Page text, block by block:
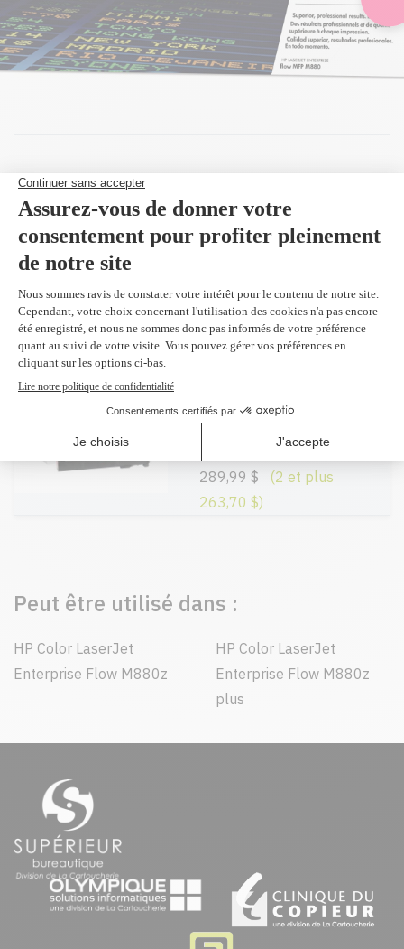
Produit(s) alternatif(s)
Compatible en
magenta 32,000 pages
269,95 $
remplacement du
CF303A
magenta 32,000 pages
289,99 $
(2 et plus
263,70 $)
Peut être utilisé dans :
HP Color LaserJet
Enterprise Flow M880z
HP Color LaserJet
Enterprise Flow M880z
plus